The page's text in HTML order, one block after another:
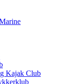
Kajak Club